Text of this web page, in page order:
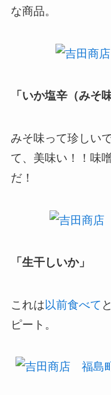
な商品。
「いか塩辛（みそ
みそ味って珍しい
て、美味い！！味
だ！
「生干しいか」
これは以前食べて
ピート。